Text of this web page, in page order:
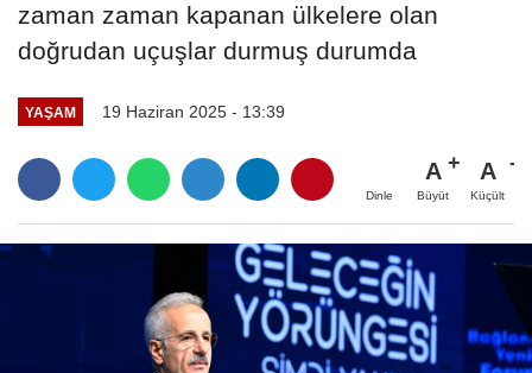
zaman zaman kapanan ülkelere olan
doğrudan uçuşlar durmuş durumda
YAŞAM 19 Haziran 2025 - 13:39
Dinle
A
Büyüt
A
Küçült